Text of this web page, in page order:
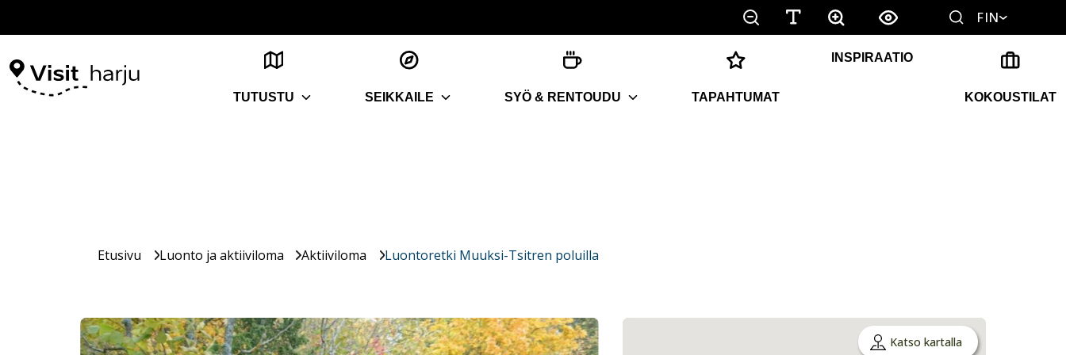
FIN
TUTUSTU SEIKKAILE SYÖ & RENTOUDU TAPAHTUMAT
INSPIRAATIO
KOKOUSTILAT
Etusivu Luonto ja aktiiviloma Aktiiviloma Luontoretki Muuksi-Tsitren poluilla
Katso kartalla